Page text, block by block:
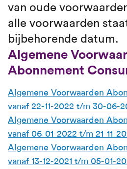
van oude
alle voorwaarden
bijbehorende datum.
Algemene
Abonnement
Algemene Voorwaarden
vanaf 22-11-2022 t/m 30-06-
Algemene Voorwaarden
vanaf 06-01-2022 t/m 21-11-
Algemene Voorwaarden
vanaf 13-12-2021 t/m 05-01-